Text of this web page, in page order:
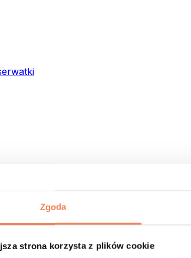
Zgoda
strona korzysta z plików cookie
drink